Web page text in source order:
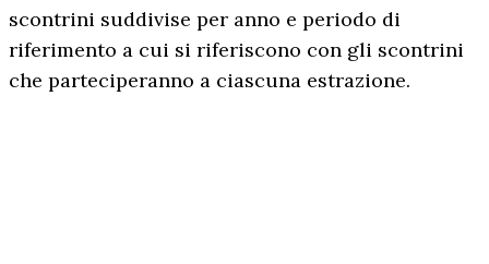
scontrini suddivise per anno e periodo di
riferimento a cui si riferiscono con gli scontrini
che parteciperanno a ciascuna estrazione.